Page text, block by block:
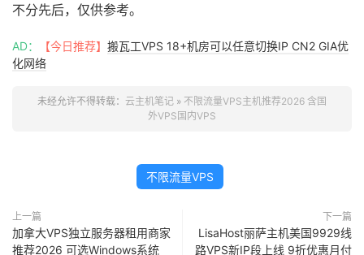
不分先后，仅供参考。
AD： 【今日推荐】 搬瓦工VPS 18+机房可以任意切换IP CN2 GIA优
化网络
未经允许不得转载： 云主机笔记 » 不限流量VPS主机推荐2026 含国
外VPS国内VPS
不限流量VPS
上一篇
加拿大VPS独立服务器租用商家
推荐2026 可选Windows系统
下一篇
LisaHost丽萨主机美国9929线
路VPS新IP段上线 9折优惠月付